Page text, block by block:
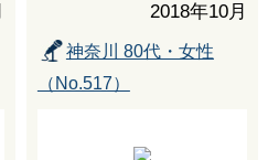
2018年10月
神奈川 80代・女性
（No.517）